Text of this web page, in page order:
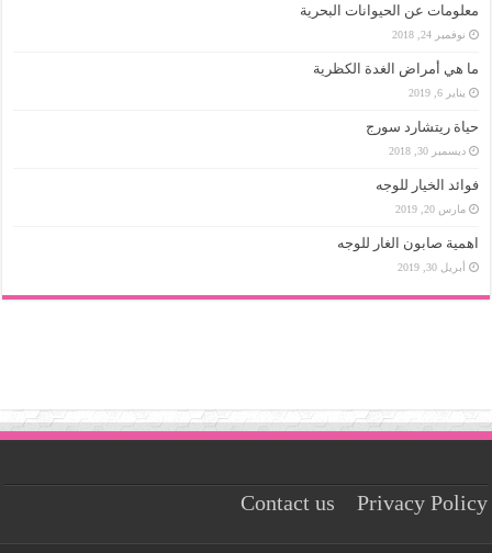
معلومات عن الحيوانات البحرية
نوفمبر 24, 2018
ما هي أمراض الغدة الكظرية
يناير 6, 2019
حياة ريتشارد سورج
ديسمبر 30, 2018
فوائد الخيار للوجه
مارس 20, 2019
اهمية صابون الغار للوجه
أبريل 30, 2019
Contact us Privacy Policy